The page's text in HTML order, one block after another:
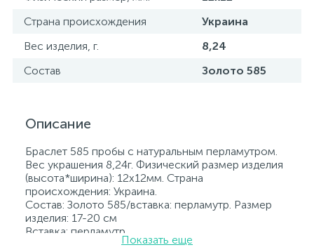
Страна происхождения
Украина
Вес изделия, г.
8,24
Состав
Золото 585
Описание
Браслет 585 пробы с натуральным перламутром.
Вес украшения 8,24г. Физический размер изделия
(высота*ширина): 12x12мм. Страна
происхождения: Украина.
Состав: Золото 585/вставка: перламутр. Размер
изделия: 17-20 см
Вставка: перламутр.
Все ювелирные изделия представленные на
Показать еще